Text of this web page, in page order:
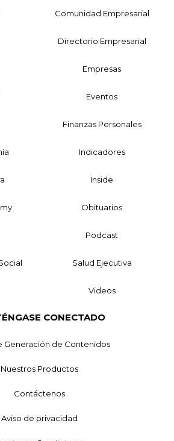
Comunidad Empresarial
Directorio Empresarial
Empresas
Eventos
Finanzas Personales
Indicadores
Inside
Obituarios
Podcast
Salud Ejecutiva
Videos
CONECTADO
Generación de Contenidos
Nuestros Productos
Contáctenos
Aviso de privacidad